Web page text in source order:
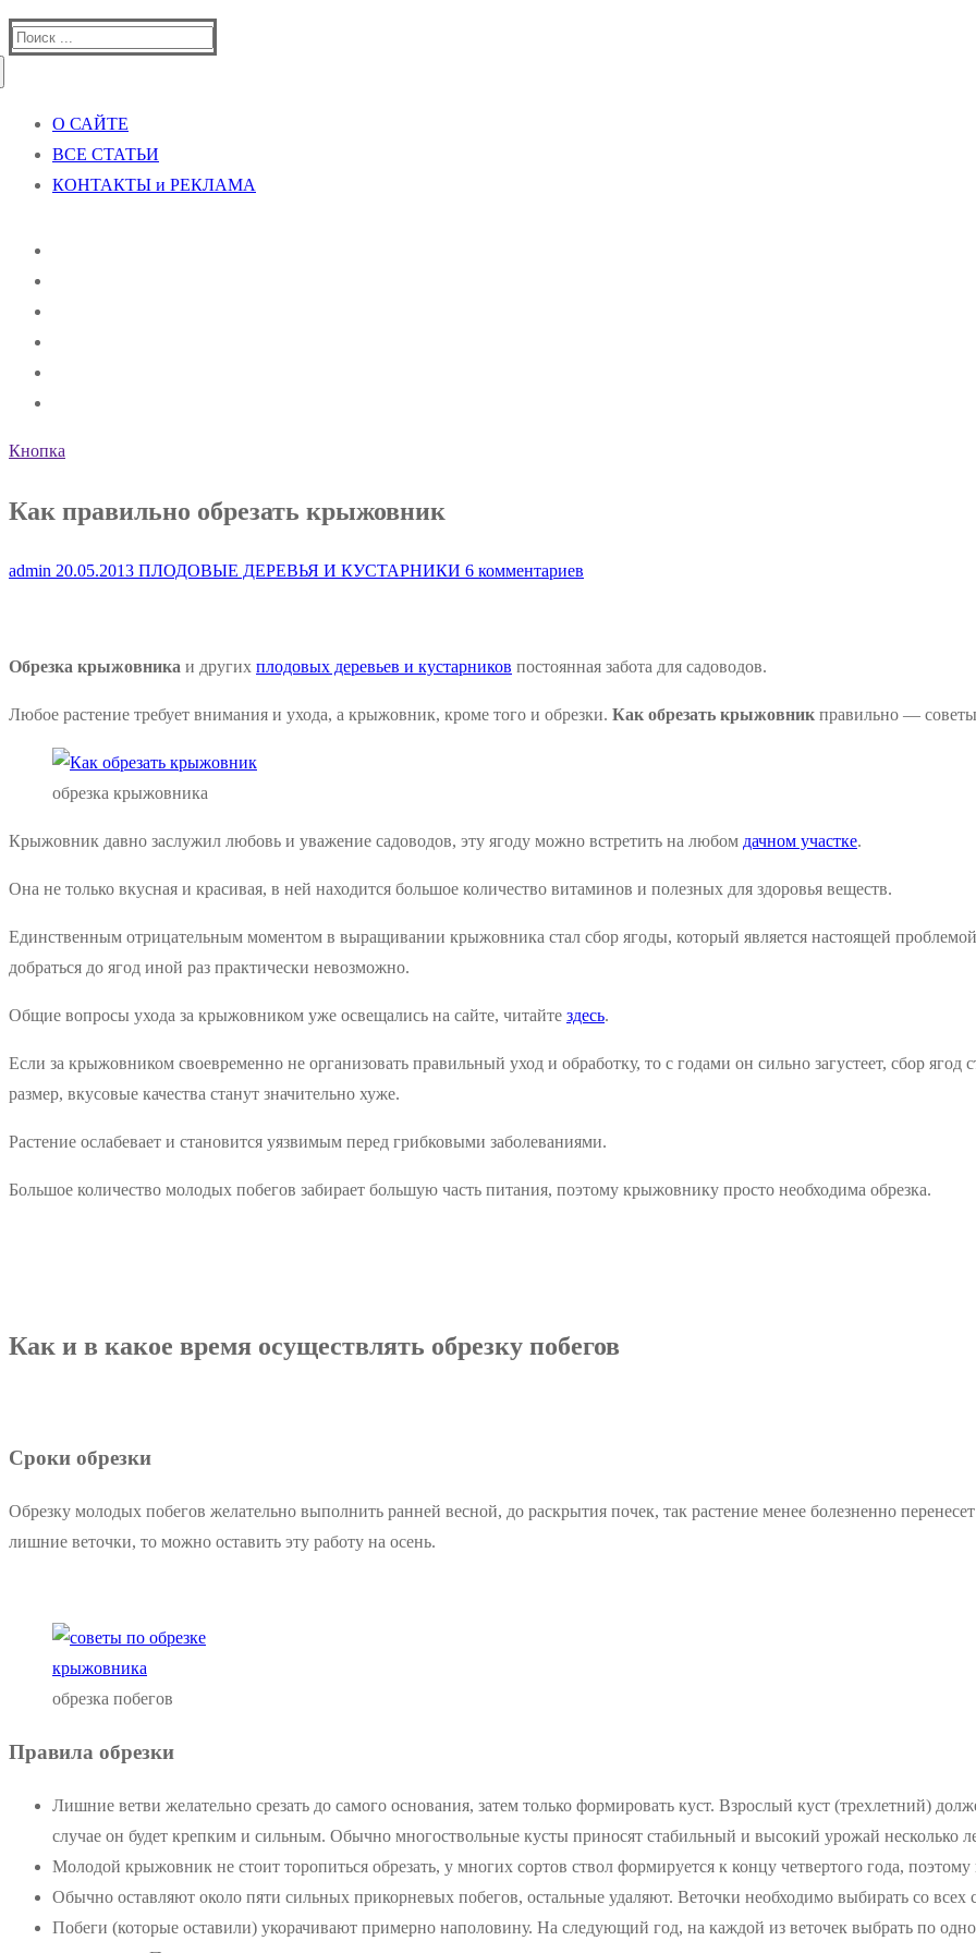
Найти:
О САЙТЕ
ВСЕ СТАТЬИ
КОНТАКТЫ и РЕКЛАМА
Кнопка
Как правильно обрезать крыжовник
admin 20.05.2013 ПЛОДОВЫЕ ДЕРЕВЬЯ И КУСТАРНИКИ 6 комментариев
Обрезка крыжовника и других плодовых деревьев и кустарников постоянная забота для садоводов.
Любое растение требует внимания и ухода, а крыжовник, кроме того и обрезки. Как обрезать крыжовник правильно —
обрезка крыжовника
Крыжовник давно заслужил любовь и уважение садоводов, эту ягоду можно встретить на любом дачном участке.
Она не только вкусная и красивая, в ней находится большое количество витаминов и полезных для здоровья веществ.
Единственным отрицательным моментом в выращивании крыжовника стал сбор ягоды, который является настоящей
добраться до ягод иной раз практически невозможно.
Общие вопросы ухода за крыжовником уже освещались на сайте, читайте здесь.
Если за крыжовником своевременно не организовать правильный уход и обработку, то с годами он сильно загустеет, сбор
размер, вкусовые качества станут значительно хуже.
Растение ослабевает и становится уязвимым перед грибковыми заболеваниями.
Большое количество молодых побегов забирает большую часть питания, поэтому крыжовнику просто необходима обрезка.
Как и в какое время осуществлять обрезку побегов
Сроки обрезки
Обрезку молодых побегов желательно выполнить ранней весной, до раскрытия почек, так растение менее болезненно
лишние веточки, то можно оставить эту работу на осень.
обрезка побегов
Правила обрезки
Лишние ветви желательно срезать до самого основания, затем только формировать куст. Взрослый куст (трехлетний)
случае он будет крепким и сильным. Обычно многоствольные кусты приносят стабильный и высокий урожай несколько
Молодой крыжовник не стоит торопиться обрезать, у многих сортов ствол формируется к концу четвертого года,
Обычно оставляют около пяти сильных прикорневых побегов, остальные удаляют. Веточки необходимо выбирать со
Побеги (которые оставили) укорачивают примерно наполовину. На следующий год, на каждой из веточек выбрать по